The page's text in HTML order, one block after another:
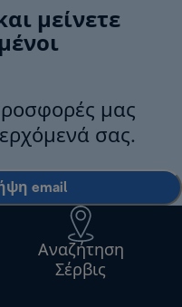
μείνετε
μας
σας.
email
Αναζήτηση
Σέρβις